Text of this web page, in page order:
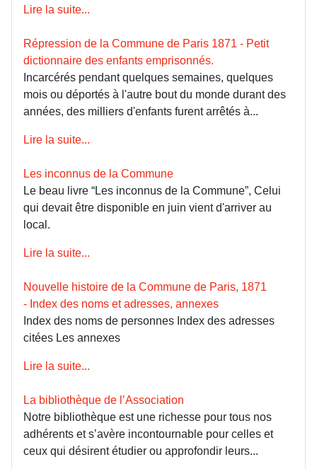
Lire la suite...
Répression de la Commune de Paris 1871 - Petit
dictionnaire des enfants emprisonnés.
Incarcérés pendant quelques semaines, quelques
mois ou déportés à l'autre bout du monde durant des
années, des milliers d'enfants furent arrêtés à...
Lire la suite...
Les inconnus de la Commune
Le beau livre “Les inconnus de la Commune”, Celui
qui devait être disponible en juin vient d'arriver au
local.
Lire la suite...
Nouvelle histoire de la Commune de Paris, 1871
- Index des noms et adresses, annexes
Index des noms de personnes Index des adresses
citées Les annexes
Lire la suite...
La bibliothèque de l’Association
Notre bibliothèque est une richesse pour tous nos
adhérents et s’avère incontournable pour celles et
ceux qui désirent étudier ou approfondir leurs...